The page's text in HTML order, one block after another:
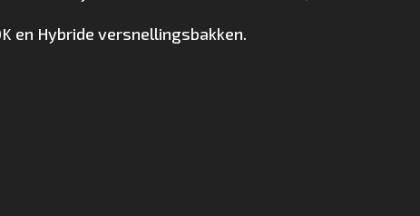
en Hybride versnellingsbakken.